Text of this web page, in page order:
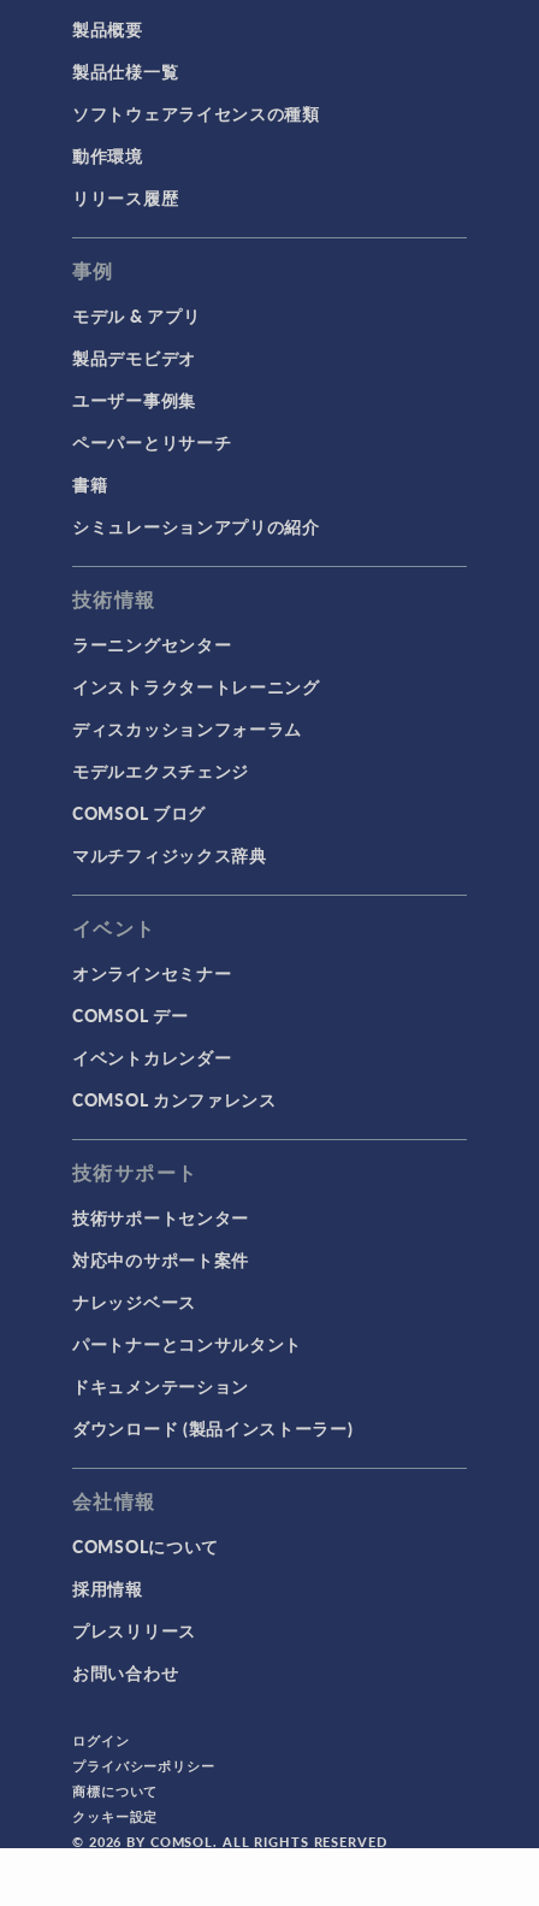
製品概要
製品仕様一覧
ソフトウェアライセンスの種類
動作環境
リリース履歴
事例
モデル & アプリ
製品デモビデオ
ユーザー事例集
ペーパーとリサーチ
書籍
シミュレーションアプリの紹介
技術情報
ラーニングセンター
インストラクタートレーニング
ディスカッションフォーラム
モデルエクスチェンジ
COMSOL ブログ
マルチフィジックス辞典
イベント
オンラインセミナー
COMSOL デー
イベントカレンダー
COMSOL カンファレンス
技術サポート
技術サポートセンター
対応中のサポート案件
ナレッジベース
パートナーとコンサルタント
ドキュメンテーション
ダウンロード (製品インストーラー)
会社情報
COMSOLについて
採用情報
プレスリリース
お問い合わせ
ログイン
プライバシーポリシー
商標について
クッキー設定
© 2026 BY COMSOL. ALL RIGHTS RESERVED